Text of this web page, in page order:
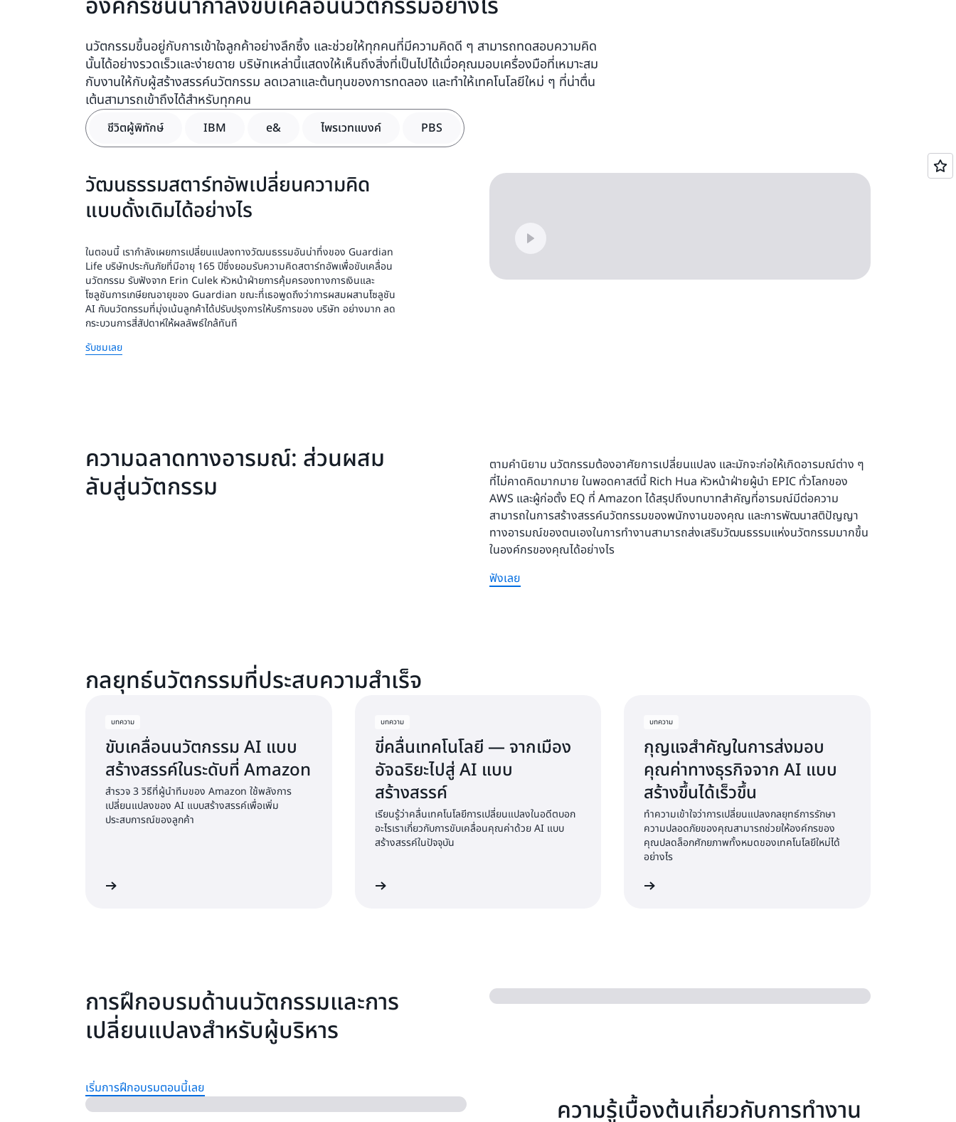
นวัตกรรมขึ้นอยู่กับการเข้าใจลูกค้าอย่างลึกซึ้ง และช่วยให้ทุกคนที่มีความคิดดี ๆ สามารถทดสอบความคิด
นั้นได้อย่างรวดเร็วและง่ายดาย บริษัทเหล่านี้แสดงให้เห็นถึงสิ่งที่เป็นไปได้เมื่อคุณมอบเครื่องมือที่เหมาะสม
กับงานให้กับผู้สร้างสรรค์นวัตกรรม ลดเวลาและต้นทุนของการทดลอง และทำให้เทคโนโลยีใหม่ ๆ ที่น่าตื่น
เต้นสามารถเข้าถึงได้สำหรับทุกคน
ชีวิตผู้พิทักษ์ IBM e& ไพรเวทแบงค์ PBS
วัฒนธรรมสตาร์ทอัพเปลี่ยนความคิด
แบบดั้งเดิมได้อย่างไร
ในตอนนี้ เรากำลังเผยการเปลี่ยนแปลงทางวัฒนธรรมอันน่าทึ่งของ Guardian
Life บริษัทประกันภัยที่มีอายุ 165 ปีซึ่งยอมรับความคิดสตาร์ทอัพเพื่อขับเคลื่อน
นวัตกรรม รับฟังจาก Erin Culek หัวหน้าฝ่ายการคุ้มครองทางการเงินและ
โซลูชันการเกษียณอายุของ Guardian ขณะที่เธอพูดถึงว่าการผสมผสานโซลูชัน
AI กับนวัตกรรมที่มุ่งเน้นลูกค้าได้ปรับปรุงการให้บริการของ บริษัท อย่างมาก ลด
กระบวนการสี่สัปดาห์ให้ผลลัพธ์ใกล้ทันที
รับชมเลย
ความฉลาดทางอารมณ์: ส่วนผสม
ลับสู่นวัตกรรม
ตามคำนิยาม นวัตกรรมต้องอาศัยการเปลี่ยนแปลง และมักจะก่อให้เกิดอารมณ์ต่าง ๆ
ที่ไม่คาดคิดมากมาย ในพอดคาสต์นี้ Rich Hua หัวหน้าฝ่ายผู้นำ EPIC ทั่วโลกของ
AWS และผู้ก่อตั้ง EQ ที่ Amazon ได้สรุปถึงบทบาทสำคัญที่อารมณ์มีต่อความ
สามารถในการสร้างสรรค์นวัตกรรมของพนักงานของคุณ และการพัฒนาสติปัญญา
ทางอารมณ์ของตนเองในการทำงานสามารถส่งเสริมวัฒนธรรมแห่งนวัตกรรมมากขึ้น
ในองค์กรของคุณได้อย่างไร
ฟังเลย
กลยุทธ์นวัตกรรมที่ประสบความสำเร็จ
บทความ
ขับเคลื่อนนวัตกรรม AI แบบ
สร้างสรรค์ในระดับที่ Amazon
สำรวจ 3 วิธีที่ผู้นำทีมของ Amazon ใช้พลังการ
เปลี่ยนแปลงของ AI แบบสร้างสรรค์เพื่อเพิ่ม
ประสบการณ์ของลูกค้า
บทความ
ขี่คลื่นเทคโนโลยี — จากเมือง
อัจฉริยะไปสู่ AI แบบ
สร้างสรรค์
เรียนรู้ว่าคลื่นเทคโนโลยีการเปลี่ยนแปลงในอดีตบอก
อะไรเราเกี่ยวกับการขับเคลื่อนคุณค่าด้วย AI แบบ
สร้างสรรค์ในปัจจุบัน
บทความ
กุญแจสำคัญในการส่งมอบ
คุณค่าทางธุรกิจจาก AI แบบ
สร้างขึ้นได้เร็วขึ้น
ทำความเข้าใจว่าการเปลี่ยนแปลงกลยุทธ์การรักษา
ความปลอดภัยของคุณสามารถช่วยให้องค์กรของ
คุณปลดล็อกศักยภาพทั้งหมดของเทคโนโลยีใหม่ได้
อย่างไร
การฝึกอบรมด้านนวัตกรรมและการ
เปลี่ยนแปลงสำหรับผู้บริหาร
เริ่มการฝึกอบรมตอนนี้เลย
ความรู้เบื้องต้นเกี่ยวกับการทำงาน